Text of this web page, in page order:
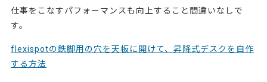
仕事をこなすパフォーマンスも向上すること間違いなしで
す。
flexispotの鉄脚用の穴を天板に開けて、昇降式デスクを自作
する方法